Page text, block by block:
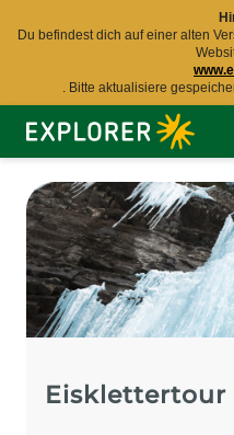
Du befindest dich auf einer alten
. Bitte aktualisiere
Explorer
Fernreisen
Eisklettertour